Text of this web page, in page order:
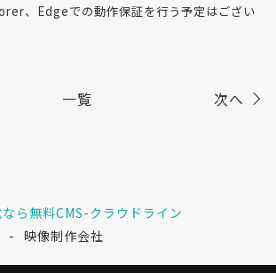
、Edgeでの動作保証を行う予定はござい
一覧 次へ
ら無料CMS-クラウドライン
映像制作会社